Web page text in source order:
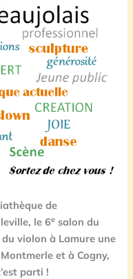
de
le 6e salon du
violon à Lamure une
et à Cogny,
parti !